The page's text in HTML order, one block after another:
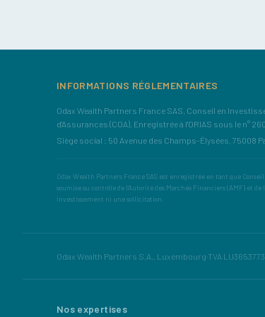
INFORMATIONS RÉGLEMENTAIRES
Odax Wealth Partners France SAS, Conseil en
d'Assurances (COA), Enregistrée à l'ORIAS sous le n°
Siège social : 50 Avenue des Champs-Élysées, 75008
Odax Wealth Partners France SAS est enregistrée en tant que
soumise au contrôle de l'Autorité des Marchés Financiers (AMF) et
investissement ni une sollicitation.
Odax Wealth Partners S.A., Luxembourg·TVA
Nos expertises